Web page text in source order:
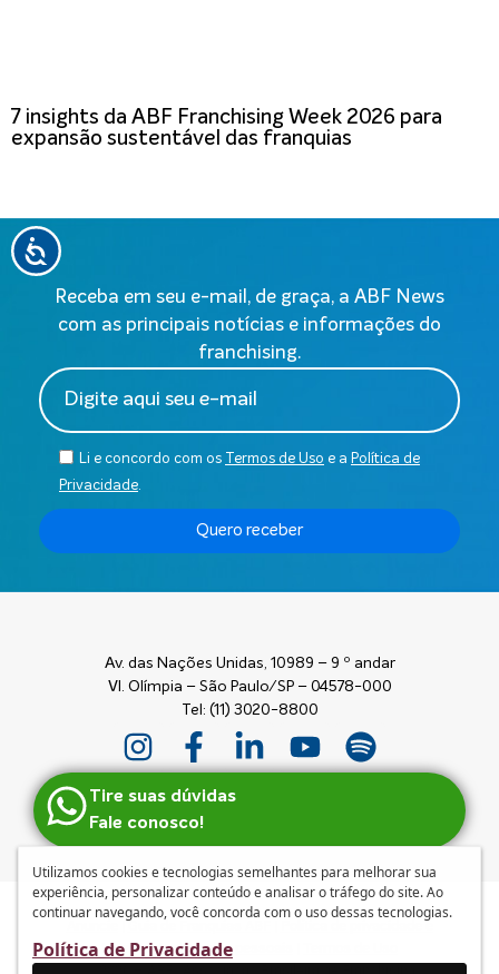
7 insights da ABF Franchising Week 2026 para
expansão sustentável das franquias
Receba em seu e-mail, de graça, a ABF News
com as principais notícias e informações do
franchising.
Li e concordo com os Termos de Uso e a Política de
Privacidade.
Quero receber
Av. das Nações Unidas, 10989 – 9 º andar
Vl. Olímpia – São Paulo/SP – 04578-000
Tel: (11) 3020-8800
Tire suas dúvidas
Fale conosco!
|Guia de Franquias ABF
Política de privacidade e
tratamento de dados pessoais
Utilizamos cookies e tecnologias semelhantes para melhorar sua
experiência, personalizar conteúdo e analisar o tráfego do site. Ao
continuar navegando, você concorda com o uso dessas tecnologias.
Política de Privacidade